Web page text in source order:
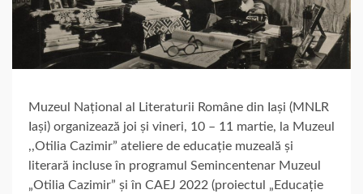
Muzeul Național al Literaturii Române din Iași (MNLR
Iași) organizează joi și vineri, 10 – 11 martie, la Muzeul
,,Otilia Cazimir” ateliere de educație muzeală și
literară incluse în programul Semincentenar Muzeul
„Otilia Cazimir” și în CAEJ 2022 (proiectul „Educație